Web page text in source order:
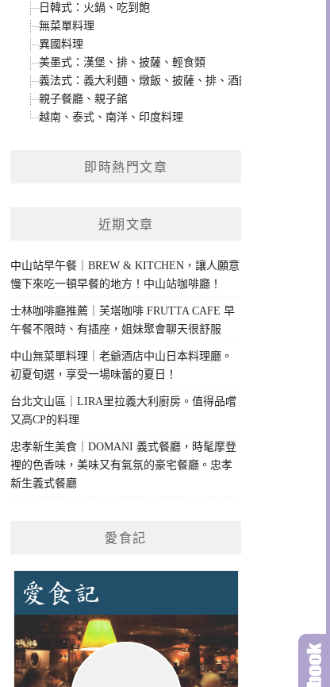
日韓式：火鍋、吃到飽
無菜單料理
異國料理
美墨式：漢堡、排、披薩、輕食類
義法式：義大利麵、燉飯、披薩、排、酒館類
親子餐廳、親子館
越南、泰式、南洋、印度料理
即時熱門文章
近期文章
中山站早午餐｜BREW & KITCHEN，讓人願意
慢下來吃一頓早餐的地方！中山站咖啡廳！
士林咖啡廳推薦｜芙塔咖啡 FRUTTA CAFE 早
午餐不限時、有插座，姐妹聚會聊天很舒服
中山無菜單料理｜老爺酒店中山日本料理廳。
初夏旬選，享受一場味蕾的夏日！
台北文山區｜LIRA里拉義大利廚房。值得品嚐
又高CP的料理
忠孝新生美食｜DOMANI 義式餐廳，時髦摩登
裡的色香味，美味又有氣氛的豪宅餐廳。忠孝
新生義式餐廳
愛食記